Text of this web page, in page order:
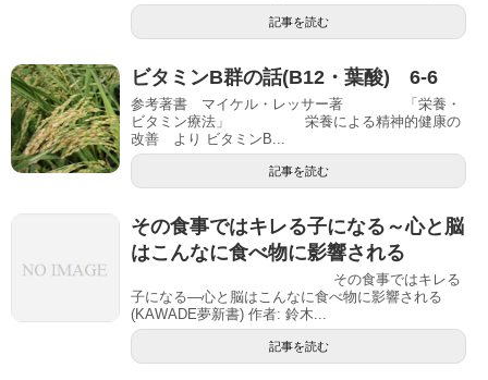
記事を読む
ビタミンB群の話(B12・葉酸) 6-6
参考著書 マイケル・レッサー著 「栄養・
ビタミン療法」 栄養による精神的健康の
改善 より ビタミンB...
記事を読む
その食事ではキレる子になる～心と脳
はこんなに食べ物に影響される
その食事ではキレる
子になる―心と脳はこんなに食べ物に影響される
(KAWADE夢新書) 作者: 鈴木...
記事を読む